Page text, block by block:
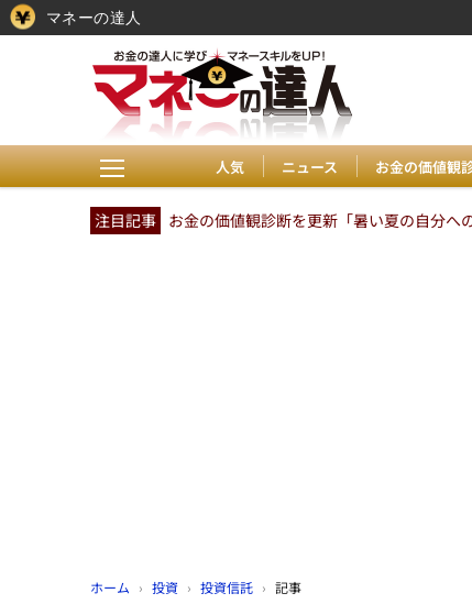
人気 ニュース お金の価値観
注目記事 お金の価値観診断を更新「暑い夏の自分へ
ホーム › 投資 › 投資信託 › 記事
マネーの達人